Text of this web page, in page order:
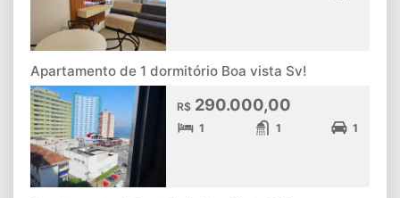
Apartamento de 1 dormitório Boa vista Sv!
R$ 290.000,00
1 1 1